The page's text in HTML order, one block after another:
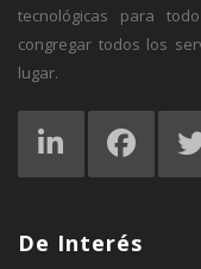
tecnológicas para
congregar todos los
lugar.
De Interés